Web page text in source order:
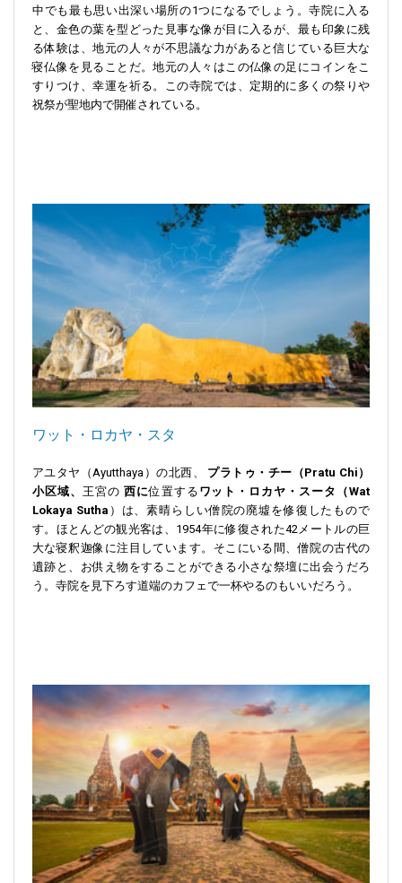
中でも最も思い出深い場所の1つになるでしょう。寺院に入る
と、金色の葉を型どった見事な像が目に入るが、最も印象に残
る体験は、地元の人々が不思議な力があると信じている巨大な
寝仏像を見ることだ。地元の人々はこの仏像の足にコインをこ
すりつけ、幸運を祈る。この寺院では、定期的に多くの祭りや
祝祭が聖地内で開催されている。
ワット・ロカヤ・スタ
アユタヤ（Ayutthaya）の北西、
プラトゥ・チー（Pratu Chi）
小区域、 王宮の 西に位置する ワット・ロカヤ・スータ（Wat
Lokaya Sutha ）は、素晴らしい僧院の廃墟を修復したもので
す。ほとんどの観光客は、1954年に修復された42メートルの巨
大な寝釈迦像に注目しています。そこにいる間、僧院の古代の
遺跡と、お供え物をすることができる小さな祭壇に出会うだろ
う。寺院を見下ろす道端のカフェで一杯やるのもいいだろう。